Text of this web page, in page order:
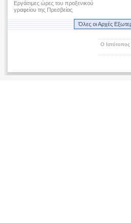
Εργάσιμες ώρες του προξενικού
γραφείου της Πρεσβείας
Όλες οι Αρχές
Ο Ιστότοπος